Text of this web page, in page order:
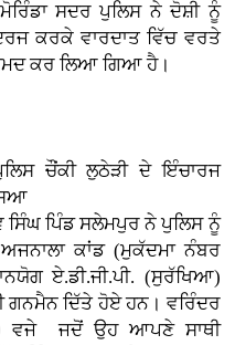
ਸਦਰ ਪੁਲਿਸ ਨੇ ਦੋਸ਼ੀ ਨੂੰ
ਕਰਕੇ ਵਾਰਦਾਤ ਵਿੱਚ ਵਰਤੇ
ਕਰ ਲਿਆ ਗਿਆ ਹੈ।
ਚੌਂਕੀ ਲੁਠੇੜੀ ਦੇ ਇੰਚਾਰਜ
ਸਿੰਘ ਪਿੰਡ ਸਲੇਮਪੁਰ ਨੇ ਪੁਲਿਸ ਨੂੰ
ਕਾਂਡ (ਮੁਕੱਦਮਾ ਨੰਬਰ
ਏ.ਡੀ.ਜੀ.ਪੀ. (ਸੁਰੱਖਿਆ)
ਗਨਮੈਨ ਦਿੱਤੇ ਹੋਏ ਹਨ। ਵਰਿੰਦਰ
ਵਜੇ ਜਦੋਂ ਉਹ ਆਪਣੇ ਸਾਥੀ